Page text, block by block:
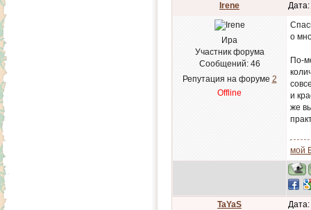
Irene
Ира
Участник форума
Сообщений: 46
Репутация на форуме 2
Offline
о
По-
и
же
мой
TaYaS